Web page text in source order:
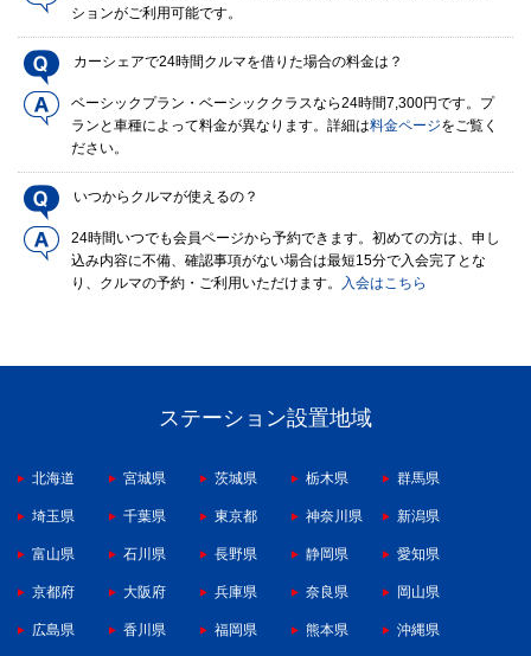
ションがご利用可能です。
カーシェアで24時間クルマを借りた場合の料金は？
ベーシックプラン・ベーシッククラスなら24時間7,300円です。プ
ランと車種によって料金が異なります。詳細は料金ページをご覧く
ださい。
いつからクルマが使えるの？
24時間いつでも会員ページから予約できます。初めての方は、申し
込み内容に不備、確認事項がない場合は最短15分で入会完了とな
り、クルマの予約・ご利用いただけます。
入会はこちら
ステーション設置地域
北海道 宮城県 茨城県 栃木県 群馬県
埼玉県 千葉県 東京都 神奈川県 新潟県
富山県 石川県 長野県 静岡県 愛知県
京都府 大阪府 兵庫県 奈良県 岡山県
広島県 香川県 福岡県 熊本県 沖縄県